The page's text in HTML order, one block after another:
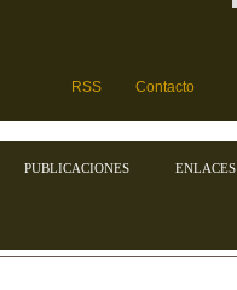
RSS Contacto
PUBLICACIONES ENLACES